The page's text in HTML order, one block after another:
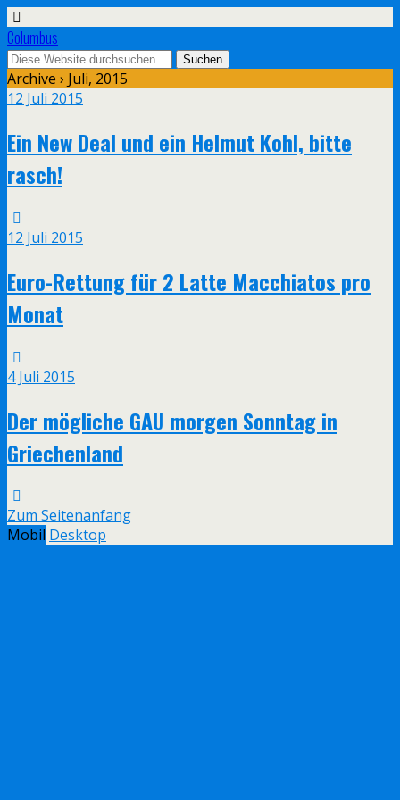
Columbus
Archive › Juli, 2015
12 Juli 2015
Ein New Deal und ein Helmut Kohl, bitte
rasch!
12 Juli 2015
Euro-Rettung für 2 Latte Macchiatos pro
Monat
4 Juli 2015
Der mögliche GAU morgen Sonntag in
Griechenland
Zum Seitenanfang
Mobil Desktop